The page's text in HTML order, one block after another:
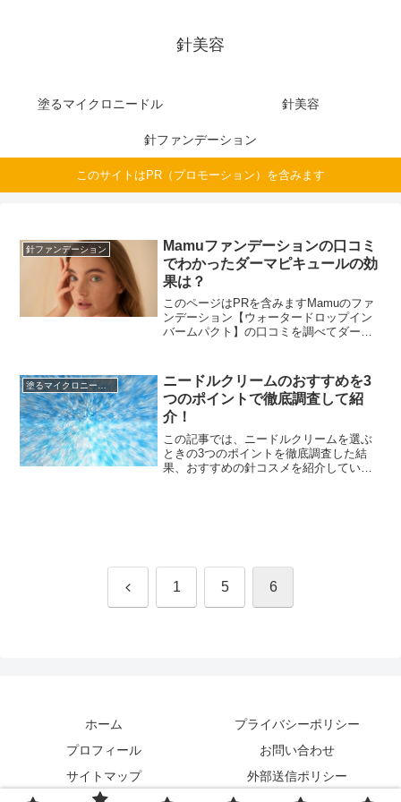
針美容
塗るマイクロニードル 針美容
針ファンデーション
このサイトはPR（プロモーション）を含みます
針ファンデーション
Mamuファンデーションの口コミ
でわかったダーマピキュールの効
果は？
このページはPRを含みますMamuのファ
ンデーション【ウォータードロップイン
バームパクト】の口コミを調べてダーマ
スピキュールが美容成分を角層へ導くの
で、乾燥や悩みが気に...
ニードルクリームのおすすめを3
つのポイントで徹底調査して紹
介！
この記事では、ニードルクリームを選ぶ
ときの3つのポイントを徹底調査した結
果、おすすめの針コスメを紹介していま
前 1 5 6
ホーム
プライバシーポリシー
プロフィール
お問い合わせ
サイトマップ
外部送信ポリシー